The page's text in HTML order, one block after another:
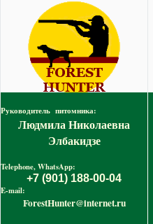
Руководитель питомника:
Людмила Николаевна
Элбакидзе
Telephone, WhatsApp:
+7 (901) 188-00-04
E-mail:
ForestHunter@internet.ru